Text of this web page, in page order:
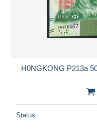
H0NGKONG P213a
Status